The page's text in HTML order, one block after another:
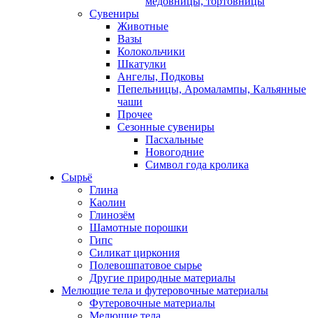
Сувениры
Животные
Вазы
Колокольчики
Шкатулки
Ангелы, Подковы
Пепельницы, Аромалампы, Кальянные
чаши
Прочее
Сезонные сувениры
Пасхальные
Новогодние
Символ года кролика
Сырьё
Глина
Каолин
Глинозём
Шамотные порошки
Гипс
Силикат циркония
Полевошпатовое сырье
Другие природные материалы
Мелющие тела и футеровочные материалы
Футеровочные материалы
Мелющие тела